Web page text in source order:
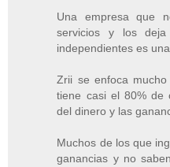
Una empresa que
servicios y los
independientes es
Zrii se enfoca
tiene casi el 80% de
del dinero y las
Muchos de los que
ganancias y no